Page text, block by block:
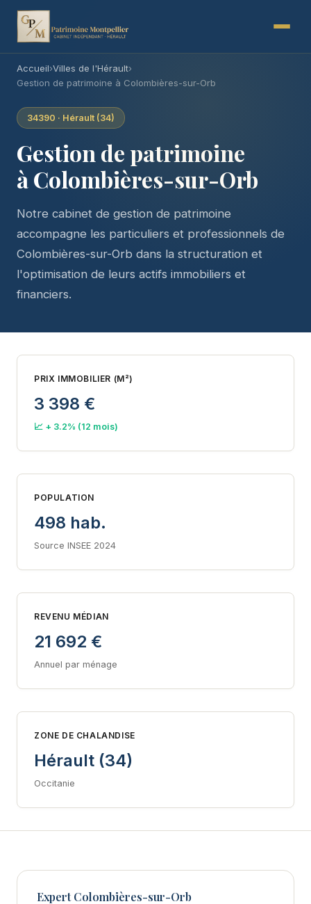
Accueil›Villes de l'Hérault›
Gestion de patrimoine à Colombières-sur-Orb
34390 · Hérault (34)
Gestion de patrimoine
à Colombières-sur-Orb
Notre cabinet de gestion de patrimoine
accompagne les particuliers et professionnels de
Colombières-sur-Orb dans la structuration et
l'optimisation de leurs actifs immobiliers et
financiers.
PRIX IMMOBILIER (M²)
3 398 €
📈 + 3.2% (12 mois)
POPULATION
498 hab.
Source INSEE 2024
REVENU MÉDIAN
21 692 €
Annuel par ménage
ZONE DE CHALANDISE
Hérault (34)
Occitanie
Expert Colombières-sur-Orb